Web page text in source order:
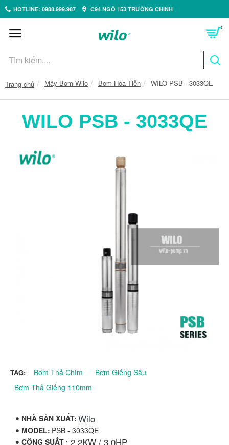
HOTLINE: 0988.999.987 C94 NGÕ 153 TRƯỜNG CHINH
0
Trang chủ Máy Bơm Wilo Bơm Hỏa Tiễn WILO PSB - 3033QE
WILO PSB - 3033QE
TAG: Bơm Thả Chìm
Bơm Giếng Sâu
Bơm Thả Giếng 110mm
NHÀ SẢN XUẤT: Wilo
MODEL: PSB - 3033QE
CÔNG SUẤT : 2,2KW / 3,0HP